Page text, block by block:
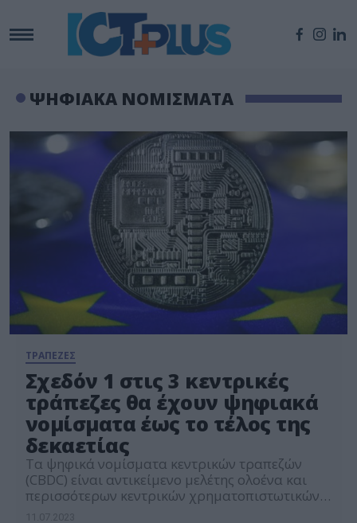
ΨΗΦΙΑΚΑ ΝΟΜΙΣΜΑΤΑ
ΤΡΑΠΕΖΕΣ
Σχεδόν 1 στις 3 κεντρικές
τράπεζες θα έχουν ψηφιακά
νομίσματα έως το τέλος της
δεκαετίας
Τα ψηφικά νομίσματα κεντρικών τραπεζών
(CBDC) είναι αντικείμενο μελέτης ολοένα και
περισσότερων κεντρικών χρηματοπιστωτικών